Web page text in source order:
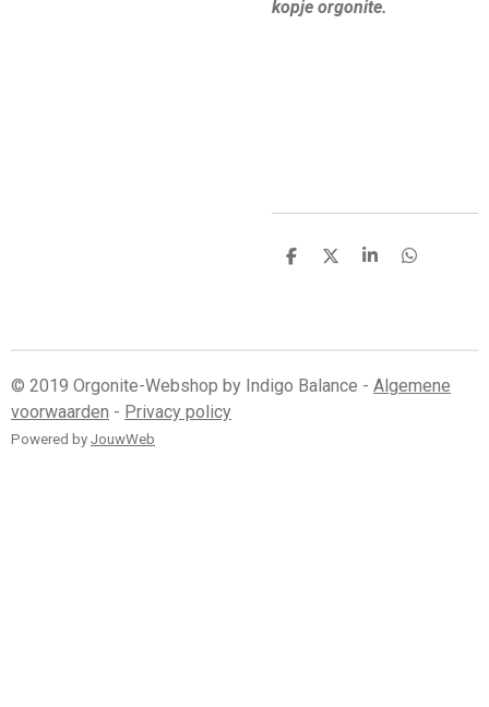
kopje orgonite.
D
D
S
D
© 2019 Orgonite-Webshop by Indigo Balance - Algemene
voorwaarden - Privacy policy
Powered by JouwWeb